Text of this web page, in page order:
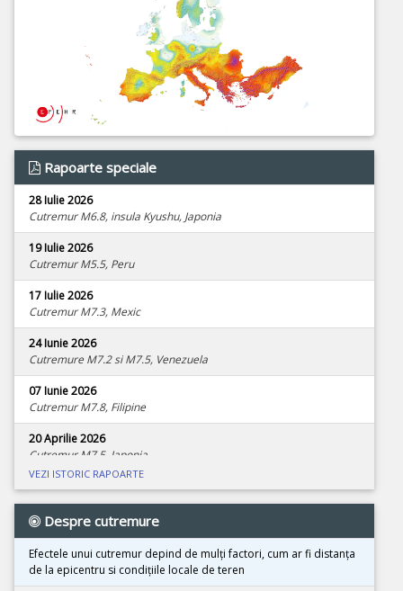
Rapoarte speciale
28 Iulie 2026
Cutremur M6.8, insula Kyushu, Japonia
19 Iulie 2026
Cutremur M5.5, Peru
17 Iulie 2026
Cutremur M7.3, Mexic
24 Iunie 2026
Cutremure M7.2 si M7.5, Venezuela
07 Iunie 2026
Cutremur M7.8, Filipine
20 Aprilie 2026
Cutremur M7.5, Japonia
08 Aprilie 2026
Cutremur M4.0, Zona seismica Vrancea
01 Aprilie 2026
Cutremur M7.4, Marea Molucca, Indonezia
30 Martie 2026
VEZI ISTORIC RAPOARTE
Despre cutremure
Efectele unui cutremur depind de mulţi factori, cum ar fi distanţa
de la epicentru si condiţiile locale de teren